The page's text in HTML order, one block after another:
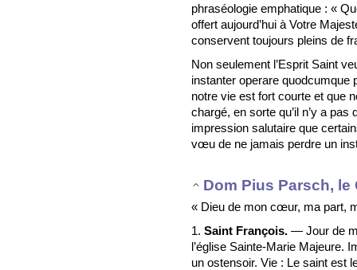
phraséologie emphatique : «
offert aujourd’hui à Votre
conservent toujours pleins de
Non seulement l’Esprit Saint
instanter operare quodcumque
notre vie est fort courte et que
chargé, en sorte qu’il n’y a
impression salutaire que
vœu de ne jamais perdre un
Dom Pius Parsch, le
« Dieu de mon cœur, ma part,
1. Saint François. — Jour de
l’église Sainte-Marie Majeure.
un ostensoir. Vie : Le saint est